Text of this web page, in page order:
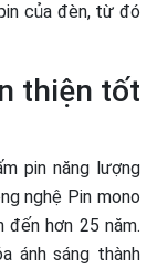
của đèn, từ đó
thiện tốt
pin năng lượng
nghệ Pin mono
hơn 25 năm.
ánh sáng thành